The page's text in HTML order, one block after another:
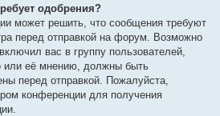
одобрения?
может решить, что сообщения требуют
перед отправкой на форум. Возможно
вас в группу пользователей,
или её мнению, должны быть
перед отправкой. Пожалуйста,
конференции для получения